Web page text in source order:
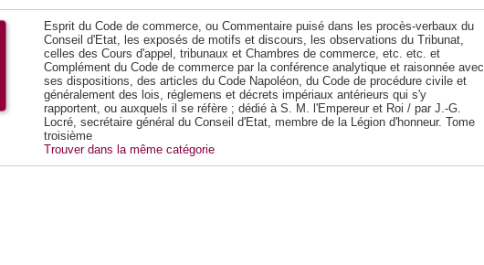
Esprit du Code de commerce, ou Commentaire puisé dans les procès-verbaux du
Conseil d'Etat, les exposés de motifs et discours, les observations du Tribunat,
celles des Cours d'appel, tribunaux et Chambres de commerce, etc. etc. et
Complément du Code de commerce par la conférence analytique et raisonnée avec
ses dispositions, des articles du Code Napoléon, du Code de procédure civile et
généralement des lois, réglemens et décrets impériaux antérieurs qui s'y
rapportent, ou auxquels il se réfère ; dédié à S. M. l'Empereur et Roi / par J.-G.
Locré, secrétaire général du Conseil d'Etat, membre de la Légion d'honneur. Tome
troisième
Trouver dans la même catégorie